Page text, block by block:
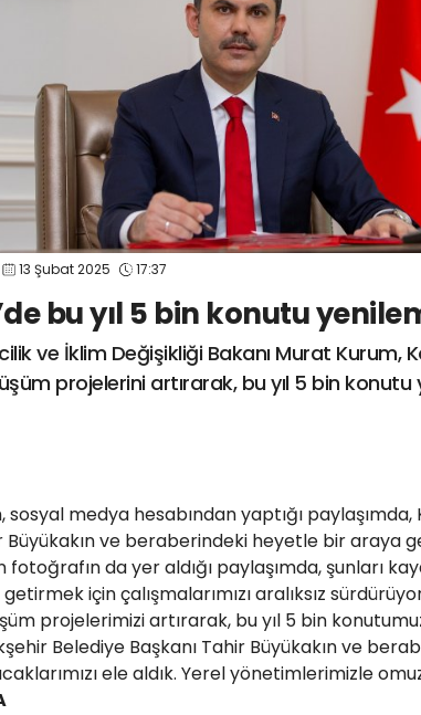
13 Şubat 2025 17:37
bu yıl 5 bin konutu
ve İklim Değişikliği Bakanı Murat Kurum,
projelerini artırarak, bu yıl 5 bin
sosyal medya hesabından yaptığı
Büyükakın ve beraberindeki heyetle bir araya
fotoğrafın da yer aldığı paylaşımda, şunları
getirmek için çalışmalarımızı aralıksız
projelerimizi artırarak, bu yıl 5 bin
Belediye Başkanı Tahir Büyükakın ve
ele aldık. Yerel yönetimlerimizle